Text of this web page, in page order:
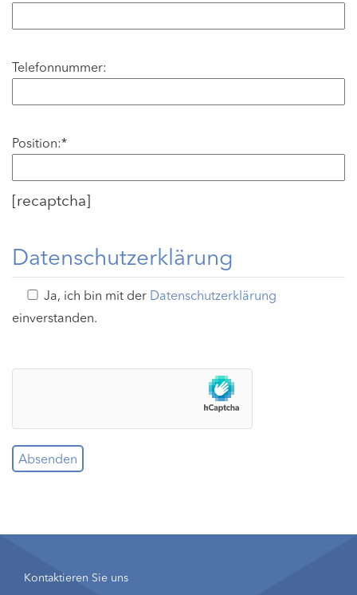
Telefonnummer:
Position:*
[recaptcha]
Datenschutzerklärung
Ja, ich bin mit der Datenschutzerklärung
einverstanden.
Kontaktieren Sie uns